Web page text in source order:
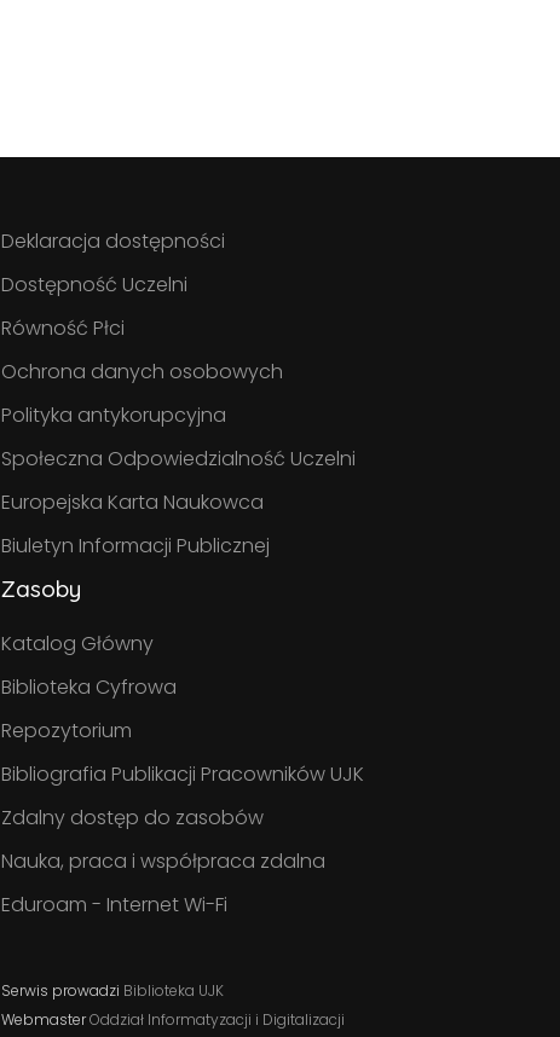
Deklaracja dostępności
Dostępność Uczelni
Równość Płci
Ochrona danych osobowych
Polityka antykorupcyjna
Społeczna Odpowiedzialność Uczelni
Europejska Karta Naukowca
Biuletyn Informacji Publicznej
Zasoby
Katalog Główny
Biblioteka Cyfrowa
Repozytorium
Bibliografia Publikacji Pracowników UJK
Zdalny dostęp do zasobów
Nauka, praca i współpraca zdalna
Eduroam - Internet Wi-Fi
Serwis prowadzi Biblioteka UJK
WebmasterOddział Informatyzacji i Digitalizacji